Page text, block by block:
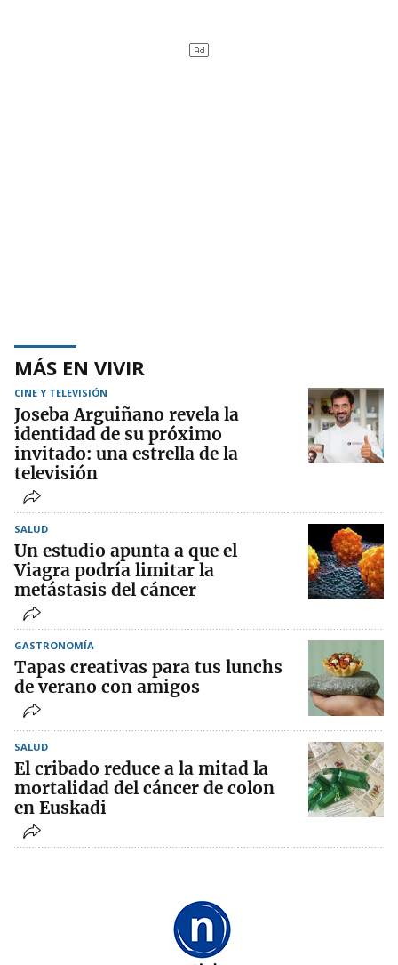
MÁS EN VIVIR
CINE Y TELEVISIÓN
Joseba Arguiñano revela la
identidad de su próximo
invitado: una estrella de la
televisión
SALUD
Un estudio apunta a que el
Viagra podría limitar la
metástasis del cáncer
GASTRONOMÍA
Tapas creativas para tus lunchs
de verano con amigos
SALUD
El cribado reduce a la mitad la
mortalidad del cáncer de colon
en Euskadi